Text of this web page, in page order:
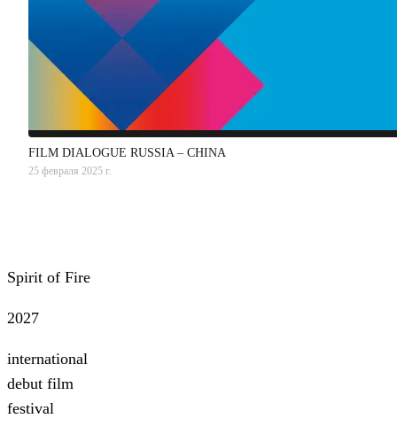
FILM DIALOGUE RUSSIA – CHINA
25 февраля 2025 г.
Spirit of Fire
2027
international
debut film
festival